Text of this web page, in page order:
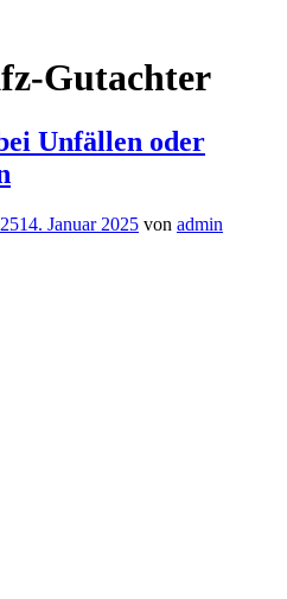
Gutachter
Unfällen oder
14. Januar 2025 von admin